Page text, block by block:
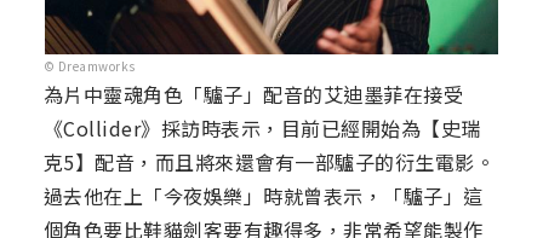
© Dreamworks
為片中靈魂角色「驢子」配音的艾迪墨菲在接受
《Collider》採訪時表示，目前已經開始為【史瑞
克5】配音，而且將來還會有一部驢子的衍生電影。
過去他在上「今夜娛樂」時就曾表示，「驢子」這
個角色要比鞋貓劍客要有趣得多，非常希望能製作